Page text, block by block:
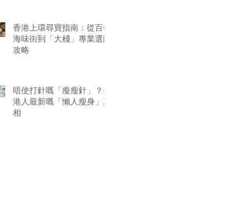
香港上環尋寶指南：從百年
海味街到「大棧」專業選購
攻略
唔使打針嘅「瘦瘦針」？香
港人最新嘅「懶人瘦身」真
相